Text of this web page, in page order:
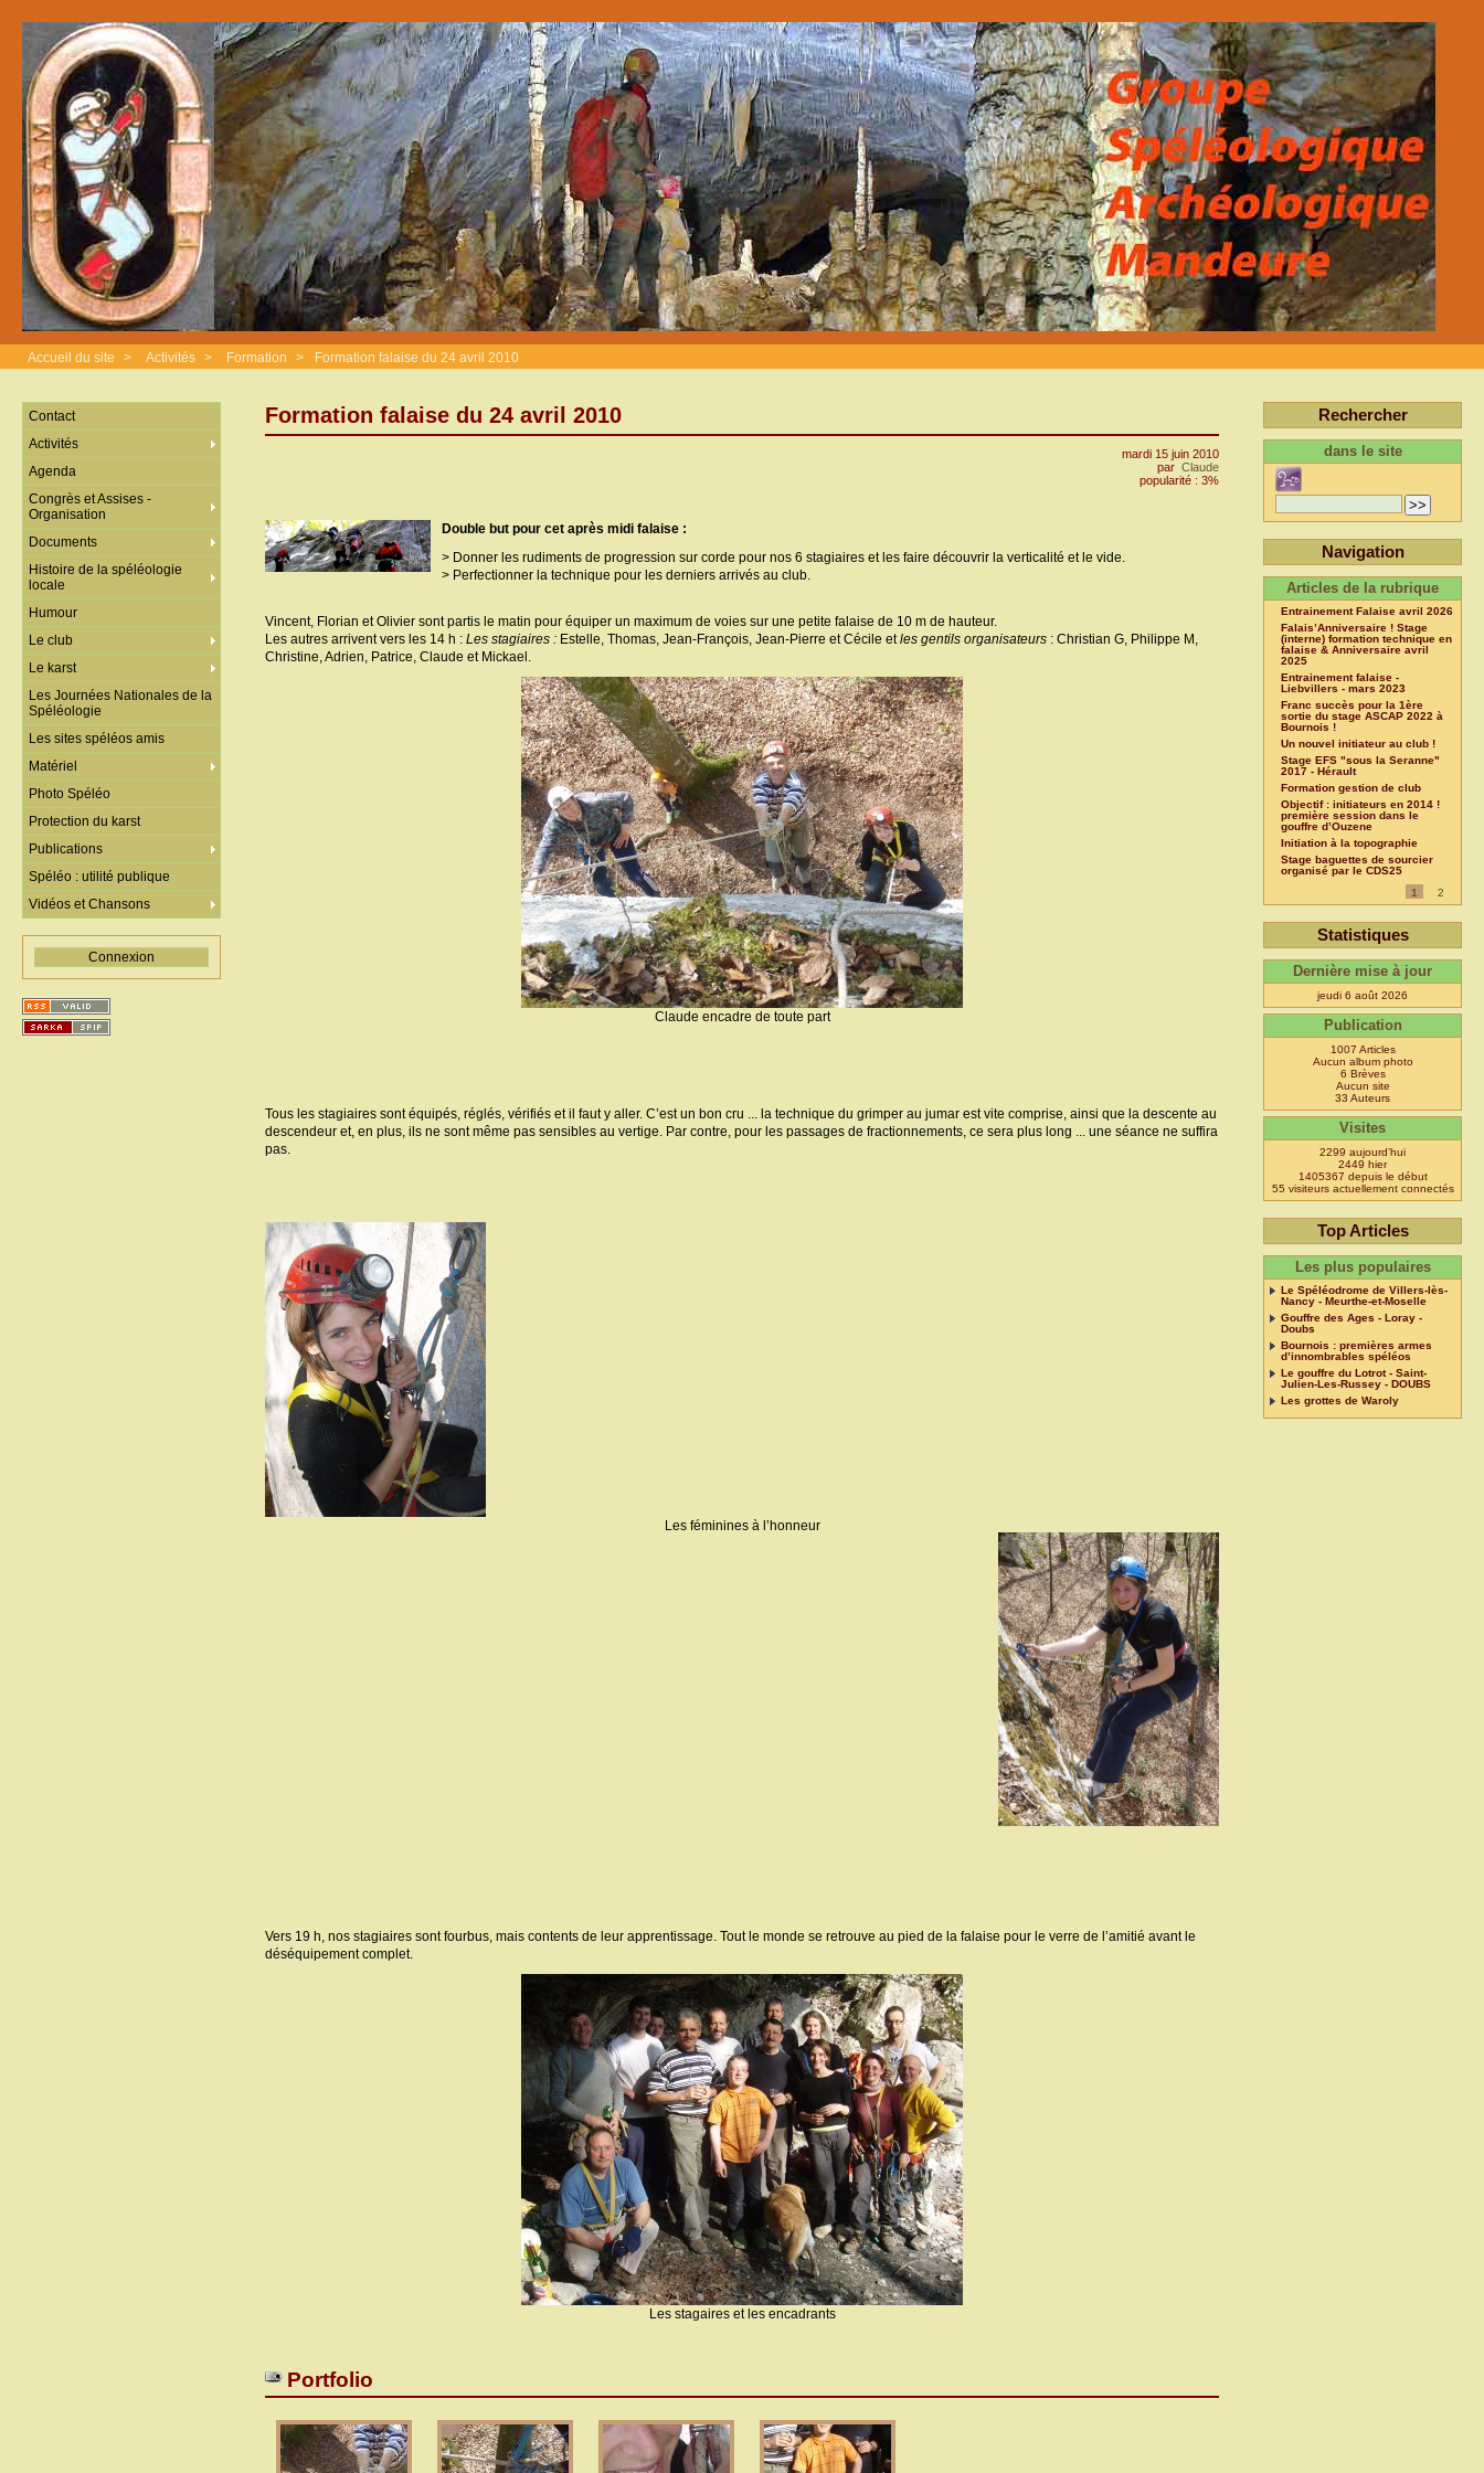
Accueil du site > Activités > Formation > Formation falaise du 24 avril 2010
Formation falaise du 24 avril 2010
mardi 15 juin 2010
par Claude
popularité : 3%
Double but pour cet après midi falaise :
> Donner les rudiments de progression sur corde pour nos 6 stagiaires et les faire découvrir la verticalité et le vide.
> Perfectionner la technique pour les derniers arrivés au club.
Vincent, Florian et Olivier sont partis le matin pour équiper un maximum de voies sur une petite falaise de 10 m de hauteur.
Les autres arrivent vers les 14 h : Les stagiaires : Estelle, Thomas, Jean-François, Jean-Pierre et Cécile etles gentils organisateurs : Christian G, Philippe M,
Christine, Adrien, Patrice, Claude et Mickael.
Claude encadre de toute part
Tous les stagiaires sont équipés, réglés, vérifiés et il faut y aller. C’est un bon cru ... la technique du grimper au jumar est vite comprise, ainsi que la descente au
descendeur et, en plus, ils ne sont même pas sensibles au vertige. Par contre, pour les passages de fractionnements, ce sera plus long ... une séance ne suffira
pas.
Les féminines à l’honneur
Vers 19 h, nos stagiaires sont fourbus, mais contents de leur apprentissage. Tout le monde se retrouve au pied de la falaise pour le verre de l’amitié avant le
déséquipement complet.
Les stagaires et les encadrants
Portfolio
Contact
Activités
Agenda
Congrès et Assises -
Organisation
Documents
Histoire de la spéléologie
locale
Humour
Le club
Le karst
Les Journées Nationales de la
Spéléologie
Les sites spéléos amis
Matériel
Photo Spéléo
Protection du karst
Publications
Spéléo : utilité publique
Vidéos et Chansons
Connexion
Rechercher
dans le site
Navigation
Articles de la rubrique
Entrainement Falaise avril 2026
Falais’Anniversaire ! Stage
(interne) formation technique en
falaise & Anniversaire avril
2025
Entrainement falaise -
Liebvillers - mars 2023
Franc succès pour la 1ère
sortie du stage ASCAP 2022 à
Bournois !
Un nouvel initiateur au club !
Stage EFS "sous la Seranne"
2017 - Hérault
Formation gestion de club
Objectif : initiateurs en 2014 !
première session dans le
gouffre d’Ouzene
Initiation à la topographie
Stage baguettes de sourcier
organisé par le CDS25
1
2
Statistiques
Dernière mise à jour
jeudi 6 août 2026
Publication
1007 Articles
Aucun album photo
6 Brèves
Aucun site
33 Auteurs
Visites
2299 aujourd’hui
2449 hier
1405367 depuis le début
55 visiteurs actuellement connectés
Top Articles
Les plus populaires
Le Spéléodrome de Villers-lès-
Nancy - Meurthe-et-Moselle
Gouffre des Ages - Loray -
Doubs
Bournois : premières armes
d’innombrables spéléos
Le gouffre du Lotrot - Saint-
Julien-Les-Russey - DOUBS
Les grottes de Waroly